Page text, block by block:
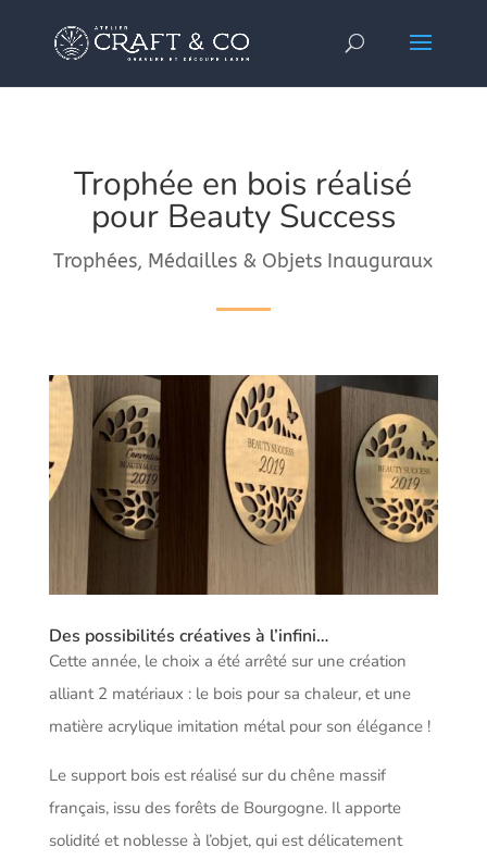
Trophée en bois réalisé
pour Beauty Success
Trophées, Médailles & Objets Inauguraux
Des possibilités créatives à l’infini…
Cette année, le choix a été arrêté sur une création
alliant 2 matériaux : le bois pour sa chaleur, et une
matière acrylique imitation métal pour son élégance !
Le support bois est réalisé sur du chêne massif
français, issu des forêts de Bourgogne. Il apporte
solidité et noblesse à l’objet, qui est délicatement